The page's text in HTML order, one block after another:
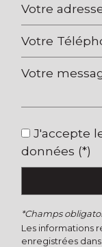
J'accepte
données (*)
*Champs
Les informations
enregistrées